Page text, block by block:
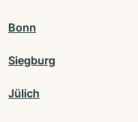
Bonn
Siegburg
Jülich